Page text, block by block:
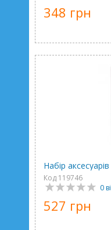
348 грн
Набір
Код 119746
0
527 грн